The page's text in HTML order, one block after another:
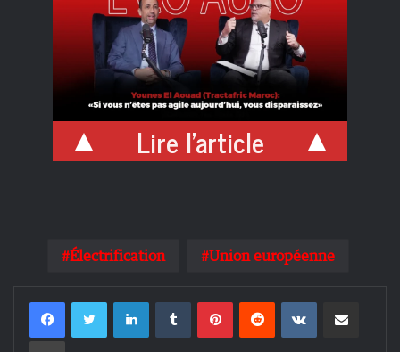
Lire l'article
Électrification Union européenne
LinkedinTumblrPinterestReddit VKontakte
Imprimer